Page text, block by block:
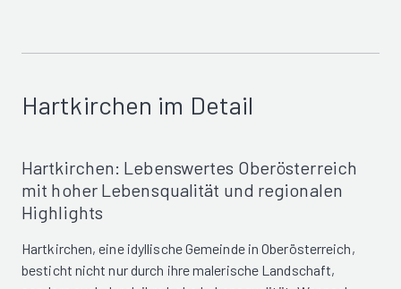
Hartkirchen im Detail
Hartkirchen: Lebenswertes Oberösterreich
mit hoher Lebensqualität und regionalen
Highlights
Hartkirchen, eine idyllische Gemeinde in Oberösterreich,
besticht nicht nur durch ihre malerische Landschaft,